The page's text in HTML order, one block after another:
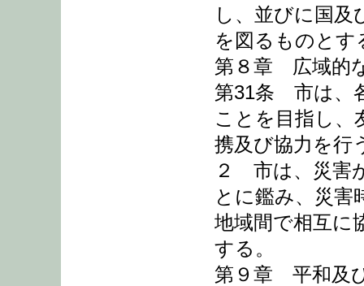
し、並びに国及
を図るものとす
第８章 広域的
第31条 市は、
ことを目指し、
携及び協力を行
２ 市は、災害
とに鑑み、災害
地域間で相互に
する。
第９章 平和及